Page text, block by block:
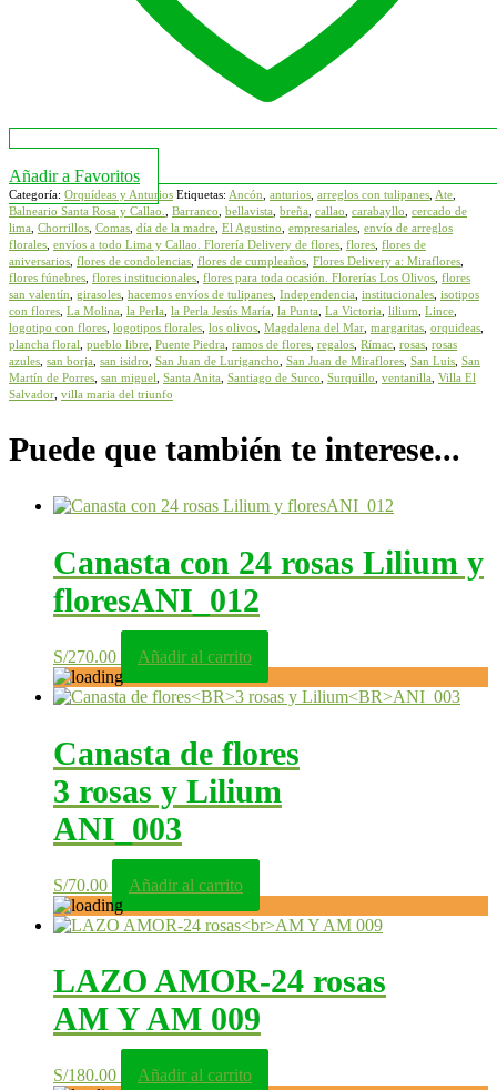
Añadir a Favoritos
Categoría: Orquídeas y Anturios Etiquetas: Ancón anturios arreglos con tulipanes Ate
Balneario Santa Rosa y Callao.
Barranco bellavista breña callao carabayllo cercado de
lima Chorrillos Comas día de la madre El Agustino empresariales envío de arreglos
florales envíos a todo Lima y Callao. Florería Delivery de flores flores flores de
aniversarios flores de condolencias flores de cumpleaños Flores Delivery a: Miraflores
flores fúnebres flores institucionales flores para toda ocasión. Florerías Los Olivos flores
san valentín girasoles hacemos envíos de tulipanes Independencia institucionales isotipos
con flores La Molina la Perla la Perla Jesús María la Punta La Victoria lilium Lince
logotipo con flores logotipos florales los olivos Magdalena del Mar margaritas orquideas
plancha floral pueblo libre Puente Piedra ramos de flores regalos Rímac rosas rosas
azules san borja san isidro San Juan de Lurigancho San Juan de Miraflores San Luis San
Martín de Porres san miguel Santa Anita Santiago de Surco Surquillo ventanilla Villa El
Salvador villa maria del triunfo
Puede que también te interese...
Canasta con 24 rosas Lilium y
floresANI_012
S/270.00 Añadir al carrito
Canasta de flores
3 rosas y Lilium
ANI_003
S/70.00 Añadir al carrito
LAZO AMOR-24 rosas
AM Y AM 009
S/180.00 Añadir al carrito